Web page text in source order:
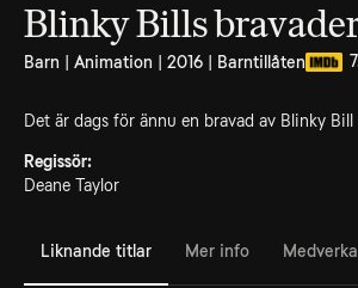
Blinky Bills
Barn | Animation | 2016 | Barntillåten
Det är dags för ännu en bravad av Blinky
Regissör:
Deane Taylor
Liknande titlar Mer info